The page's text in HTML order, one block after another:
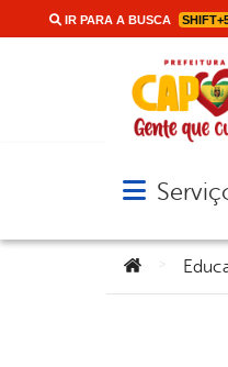
IR PARA A BUSCA
Abrir menu
Você está